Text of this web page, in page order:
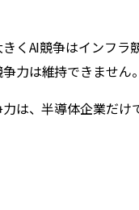
くAI競争はインフ
力は維持できません。
は、半導体企業だ